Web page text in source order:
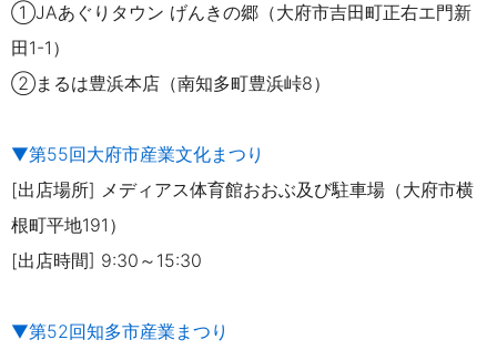
①JAあぐりタウン げんきの郷（大府市吉田町正右エ門新
田1-1）
②まるは豊浜本店（南知多町豊浜峠8）
▼第55回大府市産業文化まつり
[出店場所] メディアス体育館おおぶ及び駐車場（大府市横
根町平地191）
[出店時間] 9:30～15:30
▼第52回知多市産業まつり